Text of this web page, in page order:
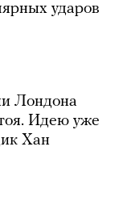
ударов
Лондона
Идею уже
Хан